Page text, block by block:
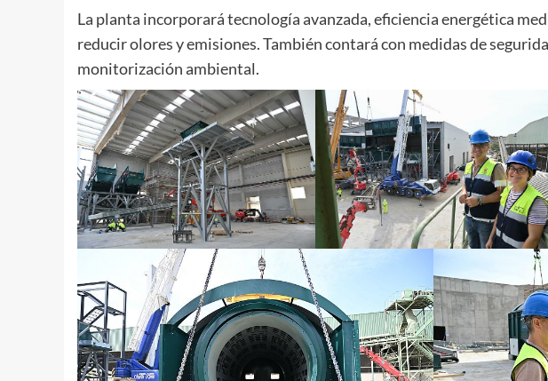
La planta incorporará tecnología avanzada, eficiencia energética
reducir olores y emisiones. También contará con medidas de
monitorización ambiental.